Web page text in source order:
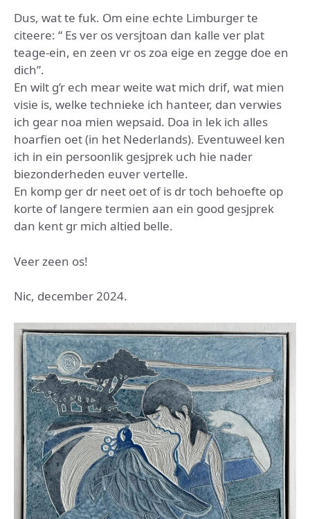
Dus, wat te fuk. Om eine echte Limburger te
citeere: “ Es ver os versjtoan dan kalle ver plat
teage-ein, en zeen vr os zoa eige en zegge doe en
dich”.
En wilt g’r ech mear weite wat mich drif, wat mien
visie is, welke technieke ich hanteer, dan verwies
ich gear noa mien wepsaid. Doa in lek ich alles
hoarfien oet (in het Nederlands). Eventuweel ken
ich in ein persoonlik gesjprek uch hie nader
biezonderheden euver vertelle.
En komp ger dr neet oet of is dr toch behoefte op
korte of langere termien aan ein good gesjprek
dan kent gr mich altied belle.
Veer zeen os!
Nic, december 2024.